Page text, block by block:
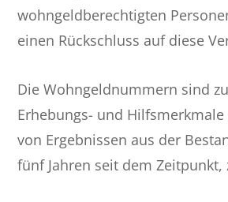
wohngeldberechtigten
einen Rückschluss auf diese
Die Wohngeldnummern sind
Erhebungs- und
von Ergebnissen aus der
fünf Jahren seit dem